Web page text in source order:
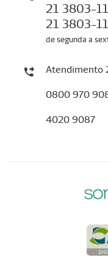
21 3803-
21 3803-
de segunda a
Atendimento
0800 970
4020 9087